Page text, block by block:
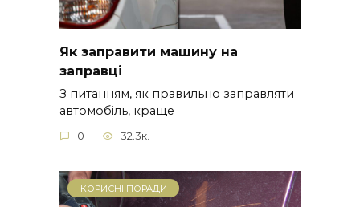
Як заправити машину на
заправці
З питанням, як правильно заправляти
автомобіль, краще
0 32.3к.
КОРИСНІ ПОРАДИ